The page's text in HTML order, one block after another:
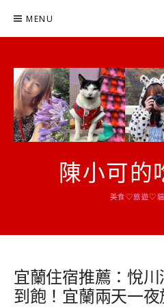
MENU
陳小可的
美食♡旅遊♡
宜蘭住宿推薦：悅
到飽！宜蘭兩天一夜